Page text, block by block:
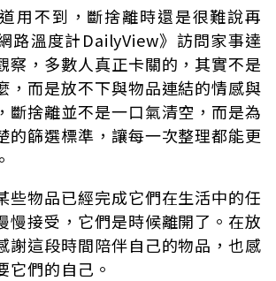
用不到，斷捨離時還是很難說再
路溫度計DailyView》訪問家事達
察，多數人真正卡關的，其實不是
，而是放不下與物品連結的情感與
斷捨離並不是一口氣清空，而是為
的篩選標準，讓每一次整理都能更
些物品已經完成它們在生活中的任
慢接受，它們是時候離開了。在放
謝這段時間陪伴自己的物品，也感
它們的自己。